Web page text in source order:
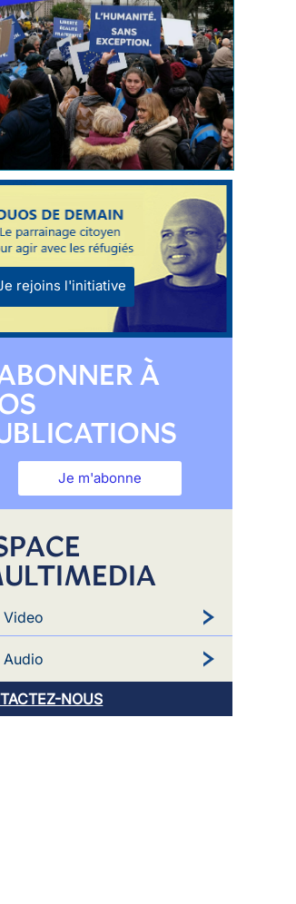
rejoins l'initiative
À
Je m'abonne
Video
Audio
NOUS